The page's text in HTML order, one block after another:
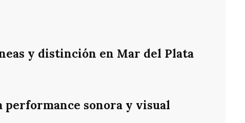
y distinción en Mar del Plata
performance sonora y visual